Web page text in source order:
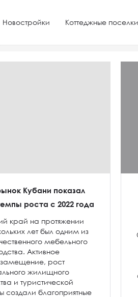
Новостройки Коттеджные поселки
Кубани показал
роста с 2022 года
край на протяжении
лет был одним из
мебельного
Активное
рост
жилищного
и туристической
создали благоприятные